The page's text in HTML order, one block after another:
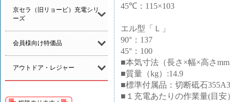
京セラ（旧リョービ）充電シリ
ーズ
会員様向け特価品
アウトドア・レジャー
45℃：115×103
エル型「Ｌ」
90°：137
45°：100
■本気寸法（長さ×幅×高さ
■質量（kg）:14.9
■標準付属品：切断砥石
■１充電あたりの作業量(目安